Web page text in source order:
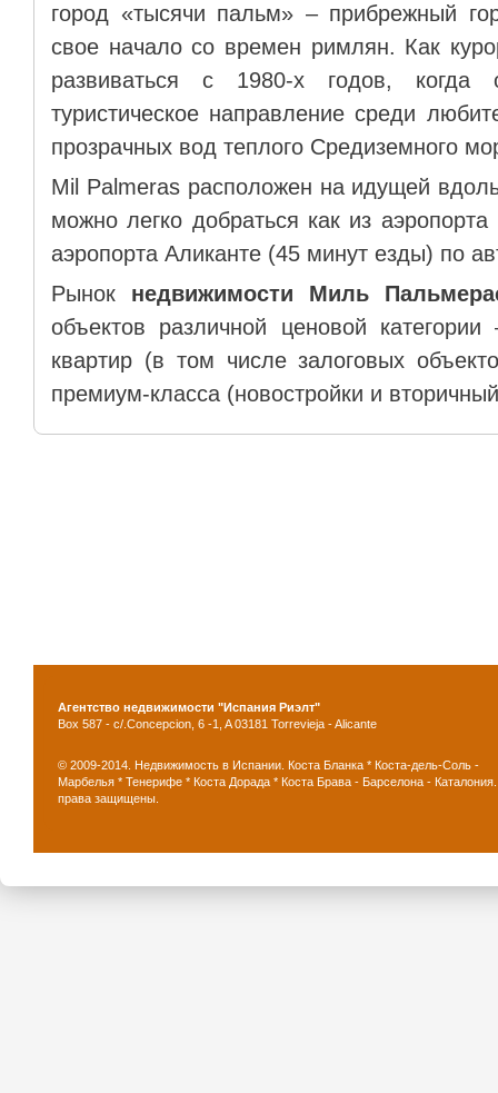
город «тысячи пальм» – прибрежный
свое начало со времен римлян. Как
развиваться с 1980-х годов, когда
туристическое направление среди
прозрачных вод теплого Средиземного
Mil Palmeras расположен на идущей
можно легко добраться как из
аэропорта Аликанте (45 минут езды) по
Рынок недвижимости Миль
объектов различной ценовой
квартир (в том числе залоговых
премиум-класса (новостройки и
Агентство недвижимости "Испания Риэлт"
Box 587 - c/.Concepcion, 6 -1, A 03181 Torrevieja - Alicante
© 2009-2014. Недвижимость в Испании. Коста Бланка * Коста-дель-Соль -
Марбелья * Тенерифе * Коста Дорада * Коста Брава - Барселона -
права защищены.